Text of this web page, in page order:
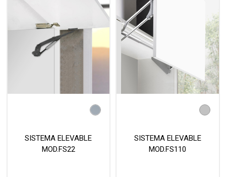
SISTEMA ELEVABLE
MOD.FS22
SISTEMA ELEVABLE
MOD.FS110